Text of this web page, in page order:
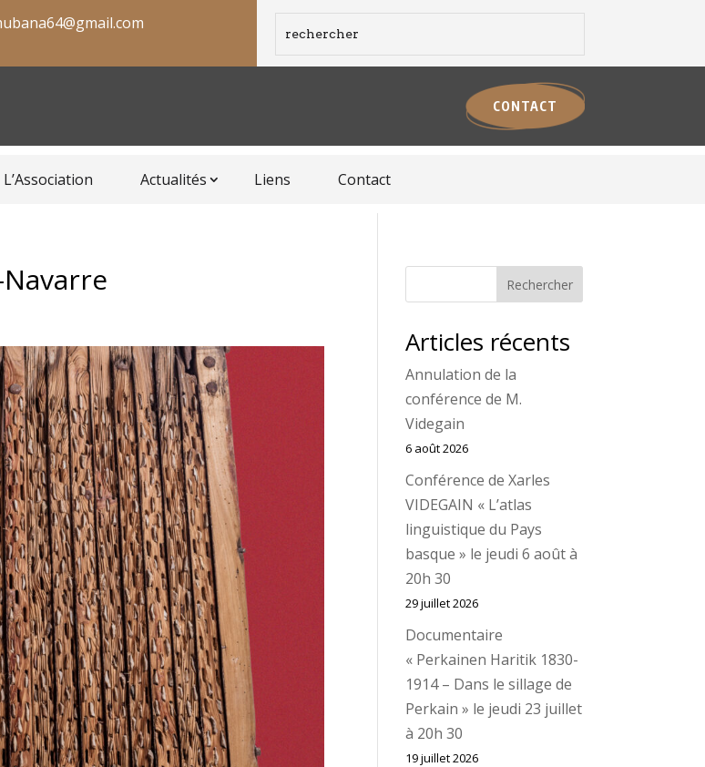
CONTACT
L’Association Actualités Liens Contact
Rechercher
Articles récents
Annulation de la
conférence de M.
Videgain
6 août 2026
Conférence de Xarles
VIDEGAIN « L’atlas
linguistique du Pays
basque » le jeudi 6 août à
20h 30
29 juillet 2026
Documentaire
« Perkainen Haritik 1830-
1914 – Dans le sillage de
Perkain » le jeudi 23 juillet
à 20h 30
19 juillet 2026